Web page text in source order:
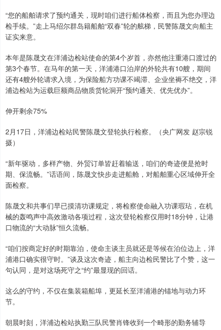
“您的船舶请求了预约通关，现时咱们进行船体检察，而且为您办理边
检手续。”走上马绍尔群岛籍船舶“双春”轮的舷梯，民警陈晟文向船主
证实来意。
本年是陈晟文在洋浦边检站使命的第4个岁首，亦然他注重港口渡过的
第3个春节。在马年的第一天，洋浦港口泊岸的外轮共有10艘，期间
还有4艘外轮请求入境，为保险船方功课不竭滞、企业坐褥不绝交，洋
浦边检站为运载巨额商品物质货轮洞开“预约通关、优先优办”。
伸开剩余75%
2月17日，洋浦边检站民警陈晟文登轮执行检察。（央广网发 赵宗锐
摄）
“新年驱动，多样产物、外贸订单皆赶着输送，咱们的奇迹便是抢时
期、保流畅。”话语间，陈晟文快步走进船舱，对船舶重心区域伸开全
面检察。
陈晟文和共事们早已摸清功课规定，将检察使命融入功课瑕玷，在机
械的轰鸣声中高效激动各项过程，这次登轮检察仅用时18分钟，让港
口物流的“大动脉”恒久流畅。
“咱们按商定好的时期靠泊，使命主谈主员就还是等候在泊位边上，洋
浦港口确实很守时。”谈及这次奇迹，船主向边检民警比了个赞，这一
句认同，是对这场死守之“约”最显现的回话。
这么的守约，不仅在集装箱船埠，更延长至洋浦港的锚地与动力环
节。
朝晨时刻，洋浦边检站执勤三队民警肖锋收到一个畸形的勤务辅导